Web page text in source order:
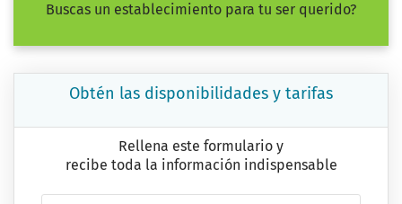
Buscas un establecimiento para tu ser querido?
Obtén las disponibilidades y tarifas
Rellena este formulario y
recibe toda la información indispensable